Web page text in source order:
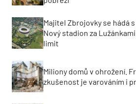
Majitel Zbrojovky se hádá
Nový stadion za
limit
Miliony domů v ohrožení.
zkušenost je varováním i